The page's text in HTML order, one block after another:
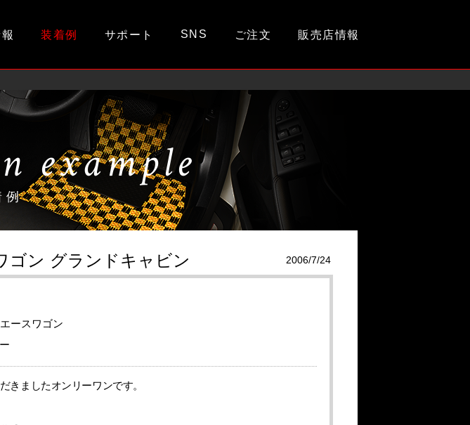
装着例 サポート SNS ご注文 販売店情報
example
例
ゴン グランドキャビン 2006/7/24
ースワゴン
きましたオンリーワンです。